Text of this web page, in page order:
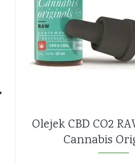
Olejek CBD CO2
Cannabis